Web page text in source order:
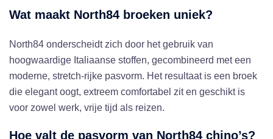
Wat maakt North84 broeken uniek?
North84 onderscheidt zich door het gebruik van
hoogwaardige Italiaanse stoffen, gecombineerd met een
moderne, stretch-rijke pasvorm. Het resultaat is een broek
die elegant oogt, extreem comfortabel zit en geschikt is
voor zowel werk, vrije tijd als reizen.
Hoe valt de pasvorm van North84 chino’s?